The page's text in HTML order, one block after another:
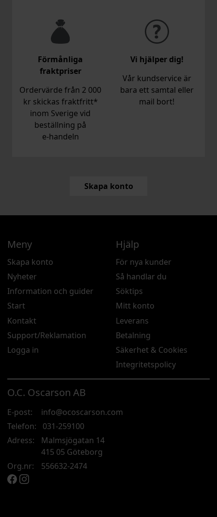
Förmånliga
fraktpriser
Ordervärde från 2 000
kr skickas fraktfritt*
inom Sverige vid
beställning på
e‑handeln
Vi hjälper dig!
Vår kundservice är
bara ett samtal eller
mail bort!
Skapa konto
O.C. Oscarson AB
E-post:
info@ocoscarson.com
Telefon:
031-259100
Adress:
Malmsjögatan 14
415 05 Göteborg
Org.nr:
556632-2474
Meny
Skapa konto
Nyheter
Information och guider
Start
Kontakt
Support/Reklamation
Logga in
Hjälp
För nya kunder
Så handlar du
Söktips
Mitt konto
Leverans
Betalning
Säkerhet & Cookies
Integritetspolicy